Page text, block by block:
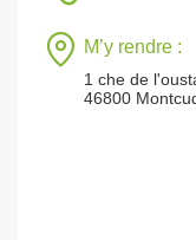
M’y rendre :
1 che de
46800